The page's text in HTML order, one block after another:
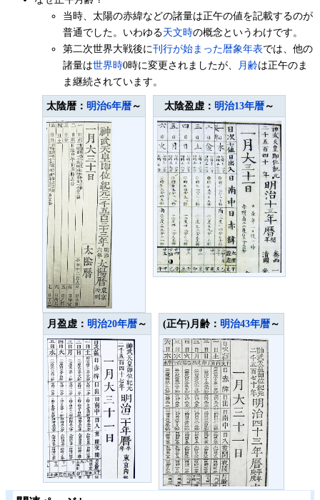
当時、太陽の赤緯などの諸量は正午の値を記載するのが
普通でした。いわゆる天文時の概念というわけです。
第二次世界大戦後に刊行が始まった暦象年表では、他の
諸量は世界時0時に変更されましたが、 月齢は正午のま
ま継続されています。
太陰暦： 明治6年暦～ 太陰盈虚： 明治13年暦～
月盈虚： 明治20年暦～ (正午)月齢： 明治43年暦～